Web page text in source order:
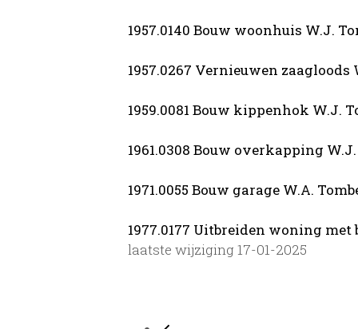
1957.0140 Bouw woonhuis W.J.
1957.0267 Vernieuwen zaagloods
1959.0081 Bouw kippenhok W.J.
1961.0308 Bouw overkapping
1971.0055 Bouw garage W.A.
1977.0177 Uitbreiden woning
laatste wijziging 17-01-2025